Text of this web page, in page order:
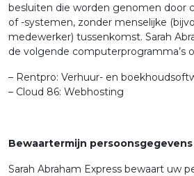
besluiten die worden genomen door
of -systemen, zonder menselijke
medewerker) tussenkomst. Sarah
de volgende computerprogramma’s
– Rentpro: Verhuur- en
– Cloud 86: Webhosting
Bewaartermijn persoonsgegevens
Sarah Abraham Express bewaart uw